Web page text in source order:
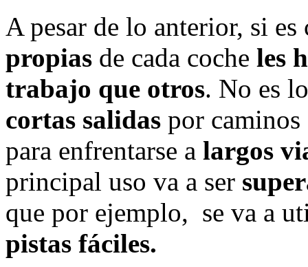
A pesar de lo anterior, si
propias de cada coche les
trabajo que otros. No es
cortas salidas por caminos
para enfrentarse a largos
principal uso va a ser
que por ejemplo, se va a
pistas fáciles.